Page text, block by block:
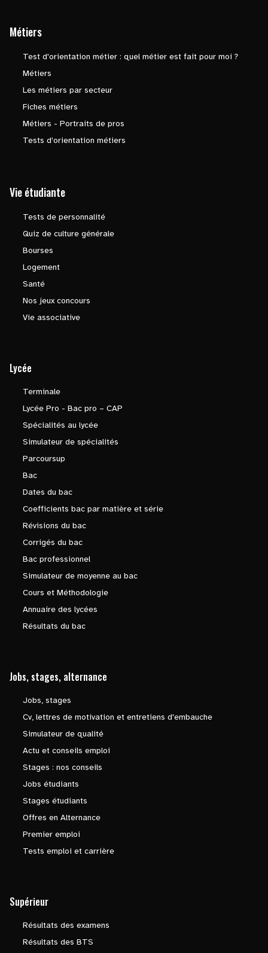
Métiers
Test d'orientation métier : quel métier est fait pour moi ?
Métiers
Les métiers par secteur
Fiches métiers
Métiers - Portraits de pros
Tests d'orientation métiers
Vie étudiante
Tests de personnalité
Quiz de culture générale
Bourses
Logement
Santé
Nos jeux concours
Vie associative
Lycée
Terminale
Lycée Pro - Bac pro – CAP
Spécialités au lycée
Simulateur de spécialités
Parcoursup
Bac
Dates du bac
Coefficients bac par matière et série
Révisions du bac
Corrigés du bac
Bac professionnel
Simulateur de moyenne au bac
Cours et Méthodologie
Annuaire des lycées
Résultats du bac
Jobs, stages, alternance
Jobs, stages
Cv, lettres de motivation et entretiens d'embauche
Simulateur de qualité
Actu et conseils emploi
Stages : nos conseils
Jobs étudiants
Stages étudiants
Offres en Alternance
Premier emploi
Tests emploi et carrière
Supérieur
Résultats des examens
Résultats des BTS